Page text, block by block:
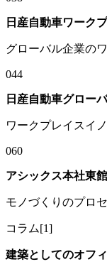
日産自動車ワーク
グローバル企業の
044
日産自動車グロー
ワークプレイスイ
060
アシックス本社東館
モノづくりのプロ
コラム[1]
建築としてのオフ